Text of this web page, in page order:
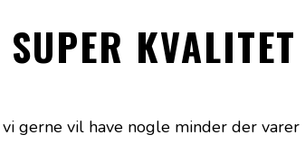
SUPER KVALITET
gerne vil have nogle minder der varer